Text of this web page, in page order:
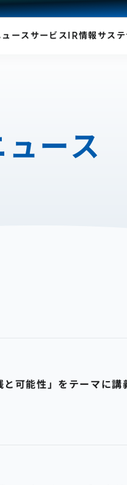
ュースサービス IR情報サス
ュース
可能性」をテーマ